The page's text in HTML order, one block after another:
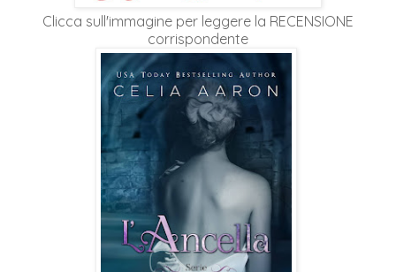
Clicca sull'immagine per leggere la RECENSIONE
corrispondente